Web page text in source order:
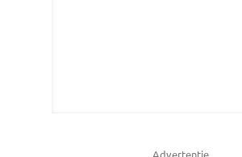
Advertentie